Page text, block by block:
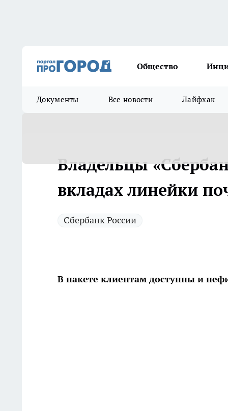
Общество
Документы Все новости Лайфхак
Владельцы
вкладах линейки
Сбербанк России
В пакете клиентам доступны и